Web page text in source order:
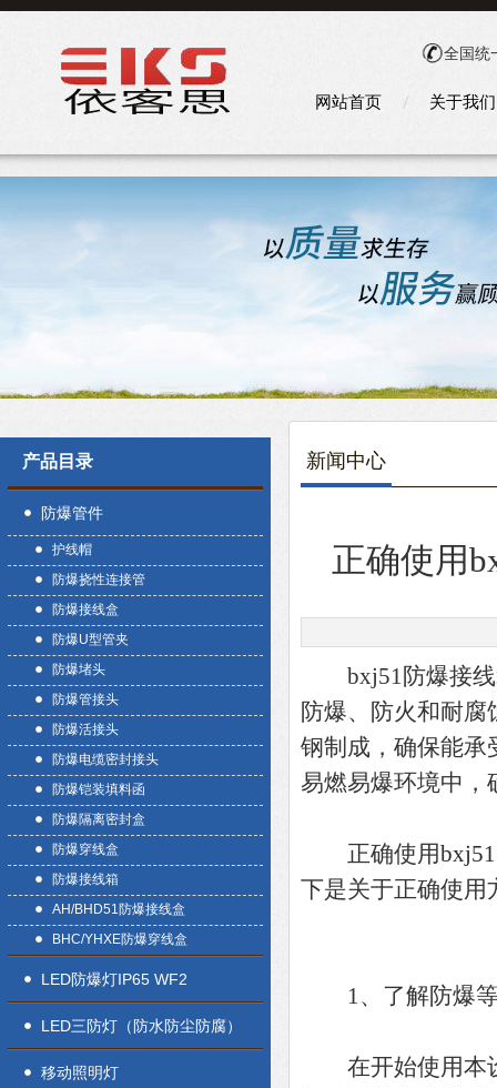
全国统
网站首页 关于我们
产品目录
防爆管件
护线帽
防爆挠性连接管
防爆接线盒
防爆U型管夹
防爆堵头
防爆管接头
防爆活接头
防爆电缆密封接头
防爆铠装填料函
防爆隔离密封盒
防爆穿线盒
防爆接线箱
AH/BHD51防爆接线盒
BHC/YHXE防爆穿线盒
LED防爆灯IP65 WF2
LED三防灯（防水防尘防腐）
移动照明灯
新闻中心
正确使用
bxj51防爆接线
防爆、防火和耐
钢制成，确保能承
易燃易爆环境中，
正确使用
下是关于正确使用
1、了解防爆等
在开始使用本设